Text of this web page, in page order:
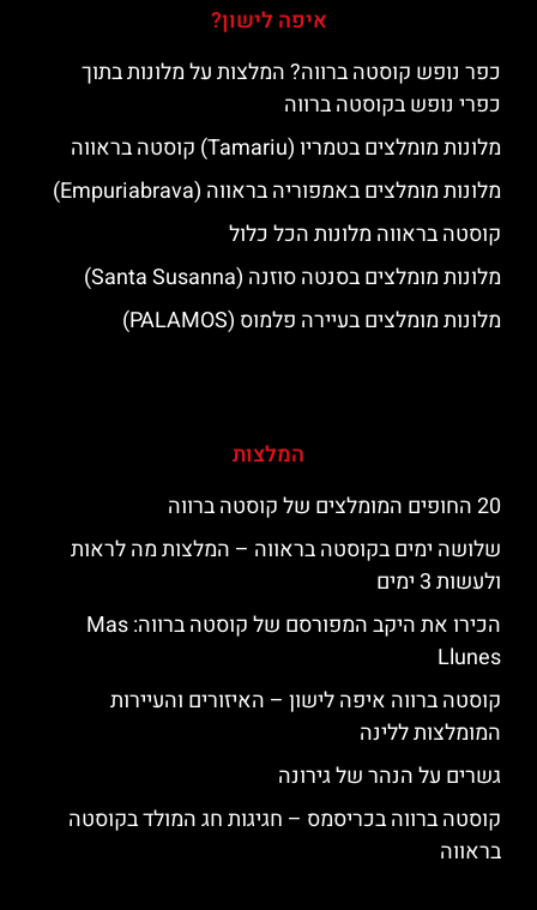
איפה לישון?
כפר נופש קוסטה ברווה? המלצות על מלונות בתוך
כפרי נופש בקוסטה ברווה
מלונות מומלצים בטמריו (Tamariu) קוסטה בראווה
מלונות מומלצים באמפוריה בראווה (Empuriabrava)
קוסטה בראווה מלונות הכל כלול
מלונות מומלצים בסנטה סוזנה (Santa Susanna)
מלונות מומלצים בעיירה פלמוס (PALAMOS)
המלצות
20 החופים המומלצים של קוסטה ברווה
שלושה ימים בקוסטה בראווה – המלצות מה לראות
ולעשות 3 ימים
הכירו את היקב המפורסם של קוסטה ברווה: ‪‪Mas
Llunes‬‬
קוסטה ברווה איפה לישון – האיזורים והעיירות
המומלצות ללינה
גשרים על הנהר של גירונה
קוסטה ברווה בכריסמס – חגיגות חג המולד בקוסטה
בראווה